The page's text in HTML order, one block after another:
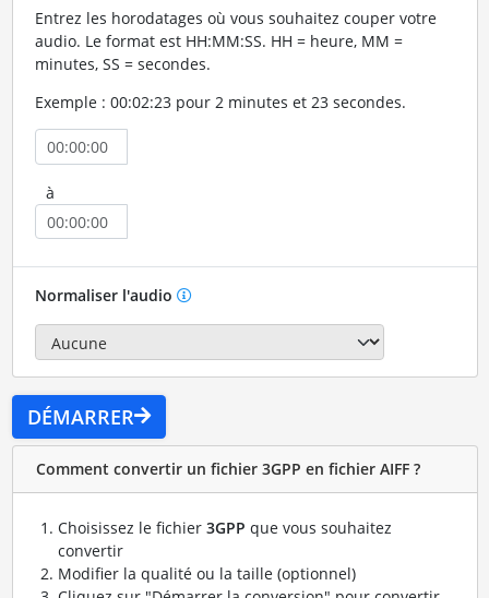
Entrez les horodatages où vous souhaitez couper votre
audio. Le format est HH:MM:SS. HH = heure, MM =
minutes, SS = secondes.
Exemple : 00:02:23 pour 2 minutes et 23 secondes.
à
Normaliser l'audio
DÉMARRER
Comment convertir un fichier 3GPP en fichier AIFF ?
Choisissez le fichier 3GPP que vous souhaitez
convertir
Modifier la qualité ou la taille (optionnel)